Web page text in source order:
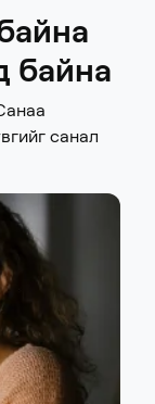
байна
санал